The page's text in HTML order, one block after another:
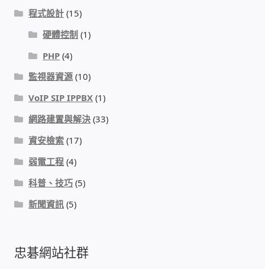
太陽能系統監視器
監視器 信和 TBC 固定IP
監視器RS485開門開鐵門開燈開保全
監視器異地備份備援
電話總機 對講機
程式設計 (15)
硬體控制 (1)
PHP (4)
監視器資源 (10)
VoIP SIP IPPBX (1)
網路建置與解決 (33)
資安檢索 (17)
弱電工程 (4)
科普、技巧 (5)
新聞資訊 (5)
忠碁網站社群